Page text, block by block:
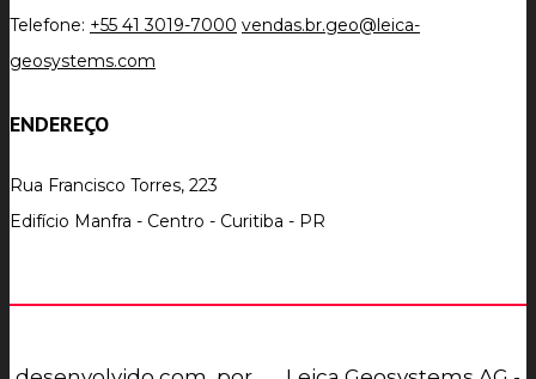
Telefone: +55 41 3019-7000 vendas.br.geo@leica-
geosystems.com
ENDEREÇO
Rua Francisco Torres, 223
Edifício Manfra - Centro - Curitiba - PR